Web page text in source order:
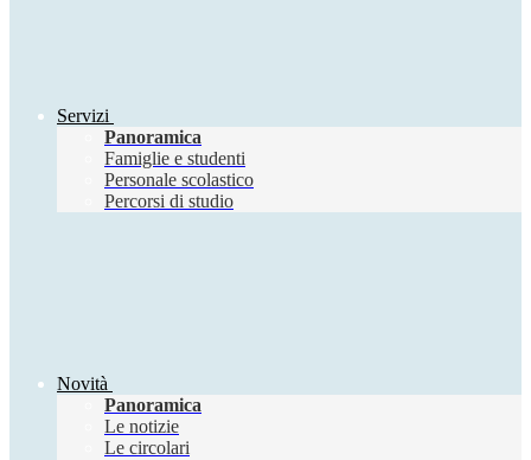
Servizi
Panoramica
Famiglie e studenti
Personale scolastico
Percorsi di studio
Novità
Panoramica
Le notizie
Le circolari